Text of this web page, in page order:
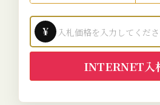
¥
INTERNET入